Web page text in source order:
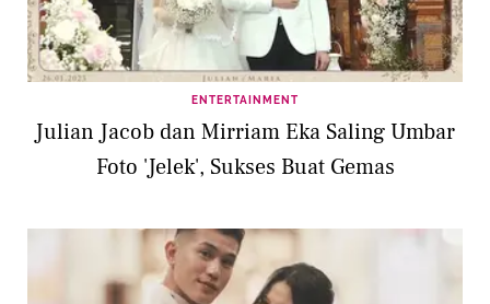
ENTERTAINMENT
Julian Jacob dan Mirriam Eka Saling Umbar
Foto 'Jelek', Sukses Buat Gemas